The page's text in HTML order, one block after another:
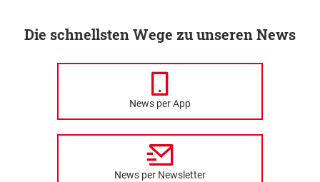
Die schnellsten Wege zu unseren News
News per App
News per Newsletter